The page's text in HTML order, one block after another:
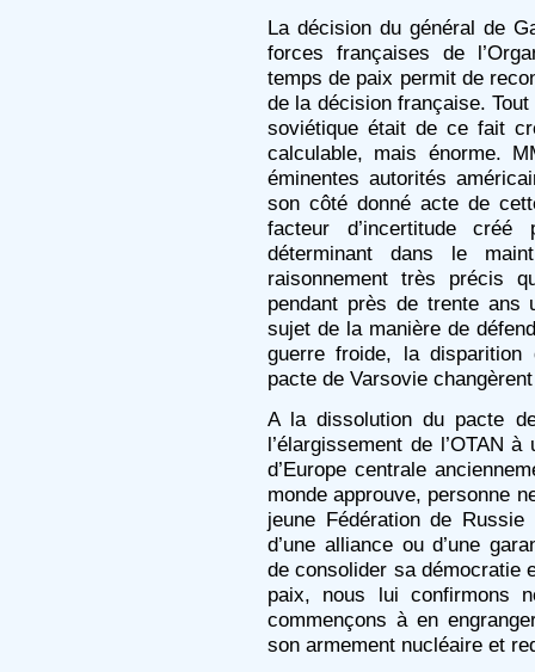
La décision du général de
forces françaises de
temps de paix permit de
de la décision française.
soviétique était de ce fait
calculable, mais énorme.
éminentes autorités
son côté donné acte de
facteur d’incertitude
déterminant dans le
raisonnement très précis
pendant près de trente ans
sujet de la manière de
guerre froide, la disparition
pacte de Varsovie
A la dissolution du pacte
l’élargissement de l’OTAN
d’Europe centrale
monde approuve, personne
jeune Fédération de
d’une alliance ou d’une
de consolider sa démocratie
paix, nous lui confirmons
commençons à en
son armement nucléaire et